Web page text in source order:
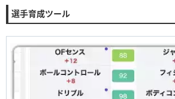
選手育成ツール